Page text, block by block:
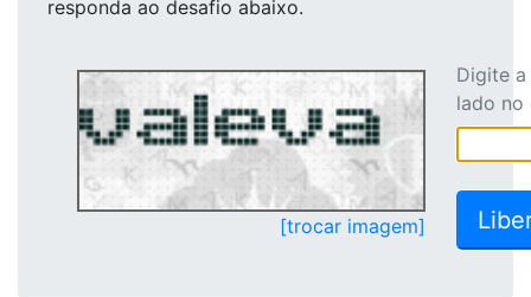
responda ao desafio abaixo.
[trocar imagem]
Digite
lado no